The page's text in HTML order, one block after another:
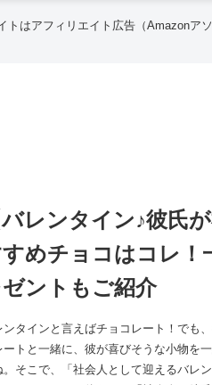
トはアフィリエイト広告（Amazonア
バレンタイン♪彼氏
めチョコはコレ！
ゼントもご紹介
ンタインと言えばチョコレート！でも
ートと一緒に、彼が喜びそうな小物を
。そこで、「社会人として迎えるバレ